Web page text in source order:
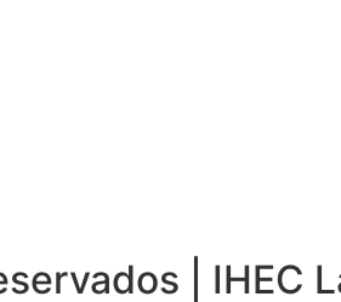
| IHEC